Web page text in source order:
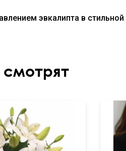
эвкалипта в стильной